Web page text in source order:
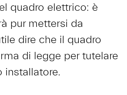
quadro elettrico: è
pur mettersi da
dire che il quadro
di legge per tutelare
installatore.